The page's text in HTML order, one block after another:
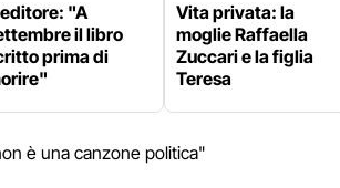
"A
il libro
prima di
Vita privata: la
moglie Raffaella
Zuccari e la figlia
Teresa
è una canzone politica"